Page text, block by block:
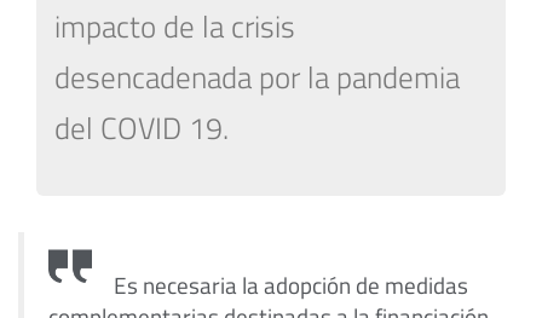
impacto de la crisis
desencadenada por la pandemia
del COVID 19.
Es necesaria la adopción de medidas